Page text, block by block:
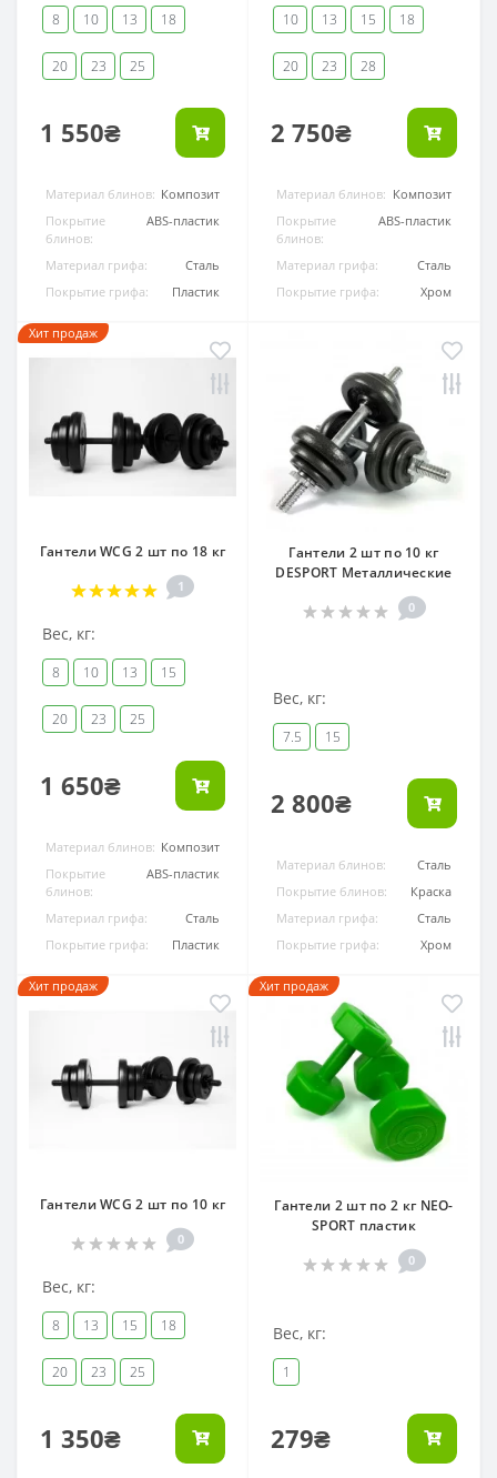
8 10 13 18
20 23 25
1 550₴
Материал блинов: Композит
Покрытие
блинов:
ABS-пластик
Материал грифа:
Сталь
Покрытие грифа:
Пластик
10 13 15 18
20 23 28
2 750₴
Материал блинов: Композит
Покрытие
блинов:
ABS-пластик
Материал грифа:
Сталь
Покрытие грифа:
Хром
Хит продаж
Гантели WCG 2 шт по 18 кг
1
Вес, кг:
8 10 13 15
20 23 25
1 650₴
Материал блинов: Композит
Покрытие
блинов:
ABS-пластик
Материал грифа:
Сталь
Покрытие грифа:
Пластик
Гантели 2 шт по 10 кг
DESPORT Металлические
0
Вес, кг:
7.5 15
2 800₴
Материал блинов:
Сталь
Покрытие блинов:
Краска
Материал грифа:
Сталь
Покрытие грифа:
Хром
Хит продаж
Гантели WCG 2 шт по 10 кг
0
Вес, кг:
8 13 15 18
20 23 25
1 350₴
Хит продаж
Гантели 2 шт по 2 кг NEO-
SPORT пластик
0
Вес, кг:
1
279₴